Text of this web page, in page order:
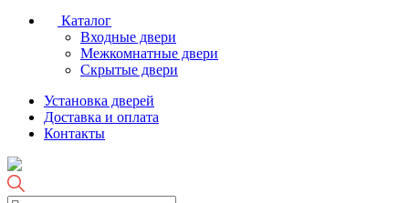
Каталог
Входные двери
Межкомнатные двери
Скрытые двери
Установка дверей
Доставка и оплата
Контакты